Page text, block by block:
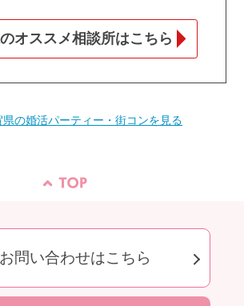
オススメ相談所はこちら
県の婚活パーティー・街コンを見る
お問い合わせはこちら